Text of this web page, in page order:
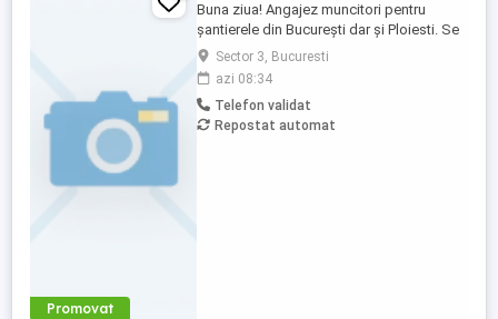
Promovat
Buna ziua! Angajez muncitori pentru
șantierele din București dar și Ploiesti. Se
poate oferi și la metru. Am nevoie de
oameni la fațade (placare cu vata
bazaltica de 15,Bucuresti) sau(fațada
ventilata, Ploiești) Salariu de la 400 lei
doar oameni seriosi. Program de muncă 8-
Sector 3, Bucuresti
azi 08:34
Telefon validat
Repostat automat